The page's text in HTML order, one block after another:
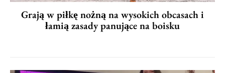
Grają w piłkę nożną na wysokich obcasach i
łamią zasady panujące na boisku